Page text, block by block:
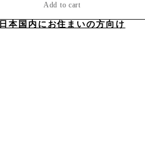
Add to cart
日本国内にお住まいの方向け